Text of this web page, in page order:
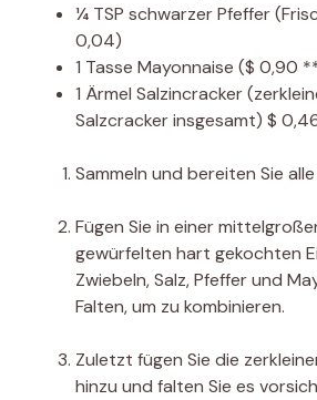
¼ TSP schwarzer Pfeffer
0,04)
1 Tasse Mayonnaise ($ 0,90
1 Ärmel Salzincracker
Salzcracker insgesamt) $
Sammeln und bereiten Sie
Fügen Sie in einer
gewürfelten hart gekochten
Zwiebeln, Salz, Pfeffer und
Falten, um zu kombinieren.
Zuletzt fügen Sie die
hinzu und falten Sie es